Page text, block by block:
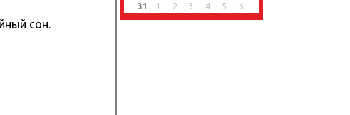
сон.
31
1 2 3 4 5 6